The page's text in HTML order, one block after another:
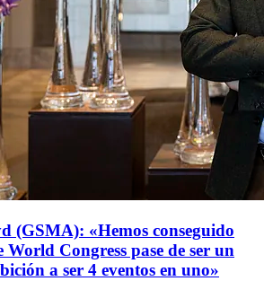
(GSMA): «Hemos conseguido
World Congress pase de ser un
a ser 4 eventos en uno»